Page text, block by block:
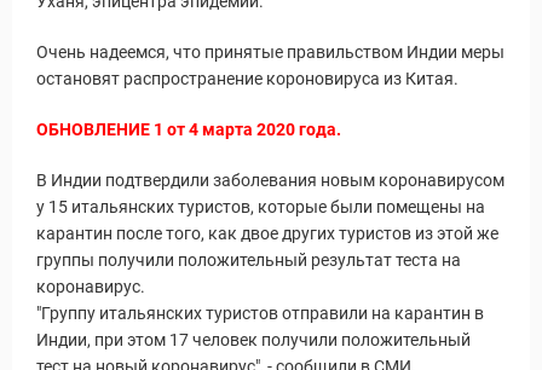
Туры
Статьи
Очень надеемся, что принятые правильством Индии меры
остановят распространение короновируса из Китая.
ОБНОВЛЕНИЕ 1 от 4 марта 2020 года.
В Индии подтвердили заболевания новым коронавирусом
у 15 итальянских туристов, которые были помещены на
карантин после того, как двое других туристов из этой же
группы получили положительный результат теста на
коронавирус.
"Группу итальянских туристов отправили на карантин в
Индии, при этом 17 человек получили положительный